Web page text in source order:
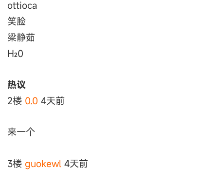
ottioca
笑脸
梁静茹
H₂0
热议
2楼 0.0 4天前
来一个
3楼 guokewl 4天前